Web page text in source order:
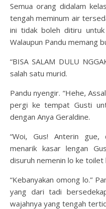
Semua orang didalam
tengah meminum air
ini tidak boleh ditiru
Walaupun Pandu memang
“BISA SALAM DULU
salah satu murid.
Pandu nyengir. “Hehe,
pergi ke tempat Gusti
dengan Anya Geraldine.
“Woi, Gus! Anterin gue,
menarik kasar lengan
disuruh nemenin lo ke toilet
“Kebanyakan omong lo.”
yang dari tadi
wajahnya yang tengah